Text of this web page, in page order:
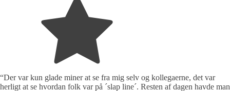
“Der var kun glade miner at se fra mig selv og kollegaerne, det var
herligt at se hvordan folk var på ´slap line´. Resten af dagen havde man